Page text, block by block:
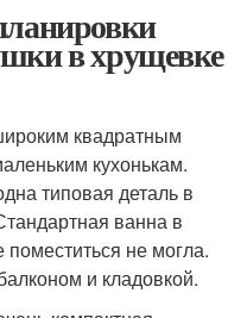
в хрущевке
квадратным
кухонькам.
типовая деталь в
ванна в
не могла.
и кладовкой.